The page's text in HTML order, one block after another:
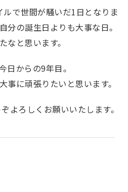
で世間が騒いだ1日となりま
分の誕生日よりも大事な日。
なと思います。
日からの9年目。
事に頑張りたいと思います。
よろしくお願いいたします。